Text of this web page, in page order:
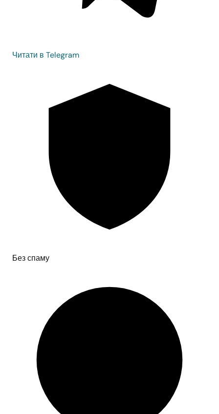
Читати в Telegram
Без спаму